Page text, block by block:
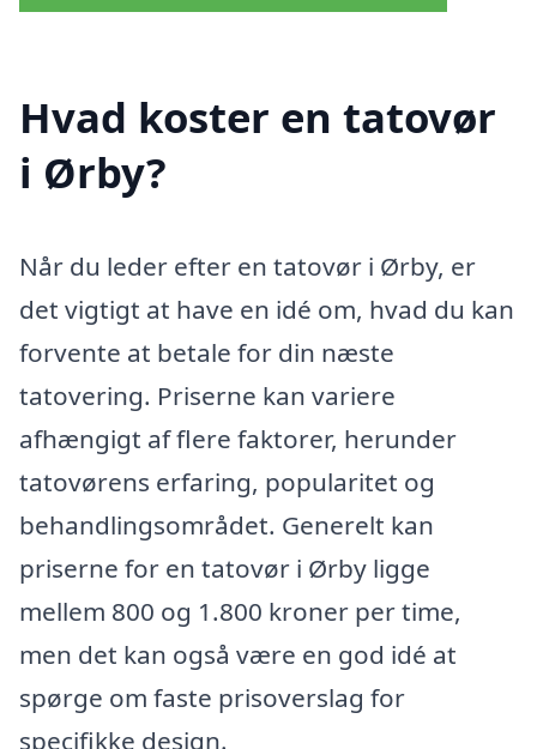
Hvad koster en tatovør
i Ørby?
Når du leder efter en tatovør i Ørby, er
det vigtigt at have en idé om, hvad du kan
forvente at betale for din næste
tatovering. Priserne kan variere
afhængigt af flere faktorer, herunder
tatovørens erfaring, popularitet og
behandlingsområdet. Generelt kan
priserne for en tatovør i Ørby ligge
mellem 800 og 1.800 kroner per time,
men det kan også være en god idé at
spørge om faste prisoverslag for
specifikke design.